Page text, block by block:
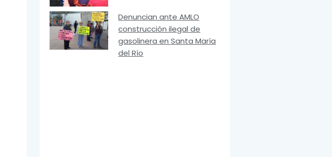
Denuncian ante AMLO
construcción ilegal de
gasolinera en Santa María
del Río